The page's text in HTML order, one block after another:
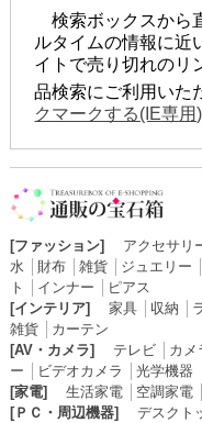
検索ボックスから
ルタイムの情報に近
イトで売り切れのリ
品検索にご利用いた
クマークする(IE専用)
[ファッション] アクセサリ
水
財布│ 雑貨│ ジュエリー
ト
インナー
ピアス
[インテリア]
家具│ 収納
雑貨│ カーテン
[AV・カメラ]
テレビ│ カメ
ー
ビデオカメラ
光学機器
[家電]
生活家電│ 空調家電│
[ＰＣ・周辺機器]
デスクト